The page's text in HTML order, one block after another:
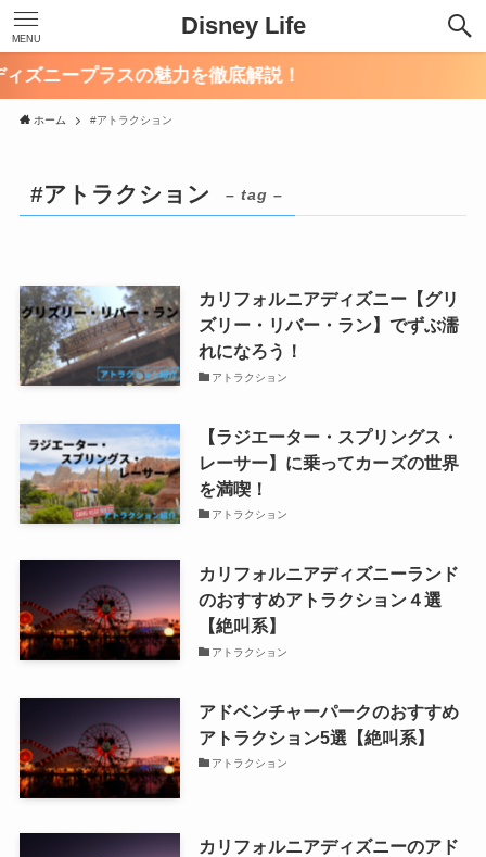
Disney Life
MENU
ニープラスの魅力を徹底解説！
ホーム #アトラクション
#アトラクション – tag –
カリフォルニアディズニー【グリ
ズリー・リバー・ラン】でずぶ濡
れになろう！
アトラクション
【ラジエーター・スプリングス・
レーサー】に乗ってカーズの世界
を満喫！
アトラクション
カリフォルニアディズニーランド
のおすすめアトラクション４選
【絶叫系】
アトラクション
アドベンチャーパークのおすすめ
アトラクション5選【絶叫系】
アトラクション
カリフォルニアディズニーのアド